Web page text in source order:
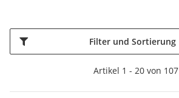
Filter und Sortierung
Artikel 1 - 20 von 107